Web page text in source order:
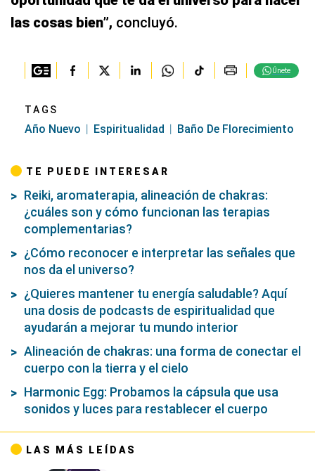
las cosas bien”, concluyó.
Únete
TAGS
Año Nuevo Espiritualidad Baño De Florecimiento
TE PUEDE INTERESAR
Reiki, aromaterapia, alineación de chakras:
¿cuáles son y cómo funcionan las terapias
complementarias?
¿Cómo reconocer e interpretar las señales que
nos da el universo?
¿Quieres mantener tu energía saludable? Aquí
una dosis de podcasts de espiritualidad que
ayudarán a mejorar tu mundo interior
Alineación de chakras: una forma de conectar el
cuerpo con la tierra y el cielo
Harmonic Egg: Probamos la cápsula que usa
sonidos y luces para restablecer el cuerpo
LAS MÁS LEÍDAS